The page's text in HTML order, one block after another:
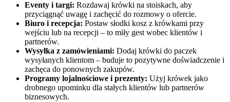
Eventy i targi: Rozdawaj krówki na stoiskach, aby
przyciągnąć uwagę i zachęcić do rozmowy o ofercie.
Biuro i recepcja: Postaw słodki kosz z krówkami przy
wejściu lub na recepcji – to miły gest wobec klientów i
partnerów.
Wysyłka z zamówieniami: Dodaj krówki do paczek
wysyłanych klientom – buduje to pozytywne doświadczenie i
zachęca do ponownych zakupów.
Programy lojalnościowe i prezenty: Użyj krówek jako
drobnego upominku dla stałych klientów lub partnerów
biznesowych.